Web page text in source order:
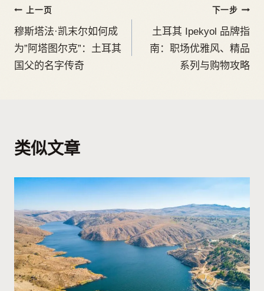
上一页
穆斯塔法·凯末尔如何成
为”阿塔图尔克”：土耳其
国父的名字传奇
下一步
土耳其 Ipekyol 品牌指
南：职场优雅风、精品
系列与购物攻略
类似文章